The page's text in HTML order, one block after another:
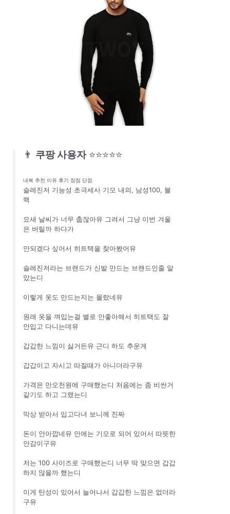
👨 쿠팡 사용자 ⭐⭐⭐⭐⭐
내복 추천 이유 후기 장점 단점
슬레진저 기능성 초극세사 기모 내의, 남성100, 블
랙
요새 날씨가 너무 춥잖아유 그려서 그냥 이번 겨울
은 버틸까 하다가
안되겠다 싶어서 히트택을 찾아봤어유
슬레진저라는 브랜드가 신발 만드는 브랜드인줄 알
았는디
이렇게 옷도 만드는지는 몰랐네유
원래 옷을 껴입는걸 별로 안좋아해서 히트택도 잘
안입고 다니는데유
갑갑한 느낌이 싫거든유 근디 하도 추운게
갑갑이고 자시고 따질때가 아니더라구유
가격은 만오천원에 구매했는디 처음에는 좀 비싼거
같기도 하고 그랬는디
막상 받아서 입고다녀 보니께 진짜
돈이 안아깝네유 안에는 기모로 되어 있어서 따뜻한
안감이구유
저는 100 사이즈로 구매했는디 너무 딱 맞으면 갑갑
하지 않을까 했는디
이게 탄성이 있어서 늘어나서 갑갑한 느낌은 없더라
구유